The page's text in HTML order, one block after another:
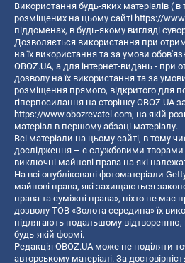
Використання будь-яких матеріалів ( в
розміщених на цьому сайті https://
піддоменах, в будь-якому вигляді
Дозволяється використання при
на їх використання та за умови
OBOZ.UA, а для інтернет-видань - при
дозволу на їх використання та за
розміщення прямого, відкритого для
гіперпосилання на сторінку OBOZ.UA
https://www.obozrevatel.com, на якій
матеріал в першому абзаці матеріалу.
Всі матеріали на цьому сайті, в тому
дослідження – є службовими творами
виключні майнові права на які
На всі опубліковані фотоматеріали
майнові права, які захищаються
права та суміжні права», ніхто не має
дозволу ТОВ «Золота середина» їх
підлягають подальшому
будь-якій формі.
Редакція OBOZ.UA може не поділяти
авторському матеріалі. За